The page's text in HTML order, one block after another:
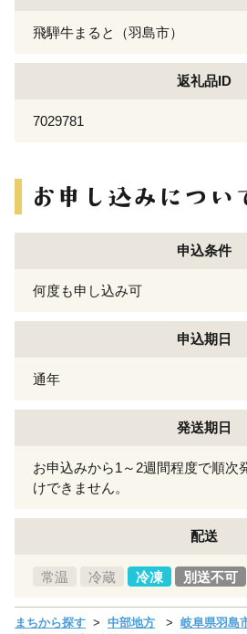
飛騨牛まると（羽島市）
返礼品ID
7029781
申込条件
何度も申し込み可
申込期日
通年
発送期日
お申込みから1～2週間程度で順
けできません。
配送
常温 冷蔵 冷凍 別送不可
まちから探す 中部地方
岐阜県羽島